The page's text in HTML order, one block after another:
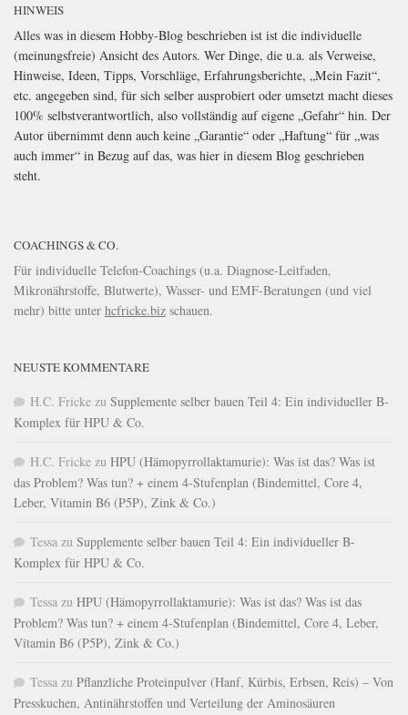
HINWEIS
Alles was in diesem Hobby-Blog beschrieben ist ist die individuelle
(meinungsfreie) Ansicht des Autors. Wer Dinge, die u.a. als Verweise,
Hinweise, Ideen, Tipps, Vorschläge, Erfahrungsberichte, „Mein Fazit“,
etc. angegeben sind, für sich selber ausprobiert oder umsetzt macht dieses
100% selbstverantwortlich, also vollständig auf eigene „Gefahr“ hin. Der
Autor übernimmt denn auch keine „Garantie“ oder „Haftung“ für „was
auch immer“ in Bezug auf das, was hier in diesem Blog geschrieben
steht.
COACHINGS & CO.
Für individuelle Telefon-Coachings (u.a. Diagnose-Leitfaden,
Mikronährstoffe, Blutwerte), Wasser- und EMF-Beratungen (und viel
mehr) bitte unter hcfricke.biz schauen.
NEUSTE KOMMENTARE
H.C. Fricke zu Supplemente selber bauen Teil 4: Ein individueller B-
Komplex für HPU & Co.
H.C. Fricke zu HPU (Hämopyrrollaktamurie): Was ist das? Was ist
das Problem? Was tun? + einem 4-Stufenplan (Bindemittel, Core 4,
Leber, Vitamin B6 (P5P), Zink & Co.)
Tessa zu Supplemente selber bauen Teil 4: Ein individueller B-
Komplex für HPU & Co.
Tessa zu HPU (Hämopyrrollaktamurie): Was ist das? Was ist das
Problem? Was tun? + einem 4-Stufenplan (Bindemittel, Core 4, Leber,
Vitamin B6 (P5P), Zink & Co.)
Tessa zu Pflanzliche Proteinpulver (Hanf, Kürbis, Erbsen, Reis) – Von
Presskuchen, Antinährstoffen und Verteilung der Aminosäuren